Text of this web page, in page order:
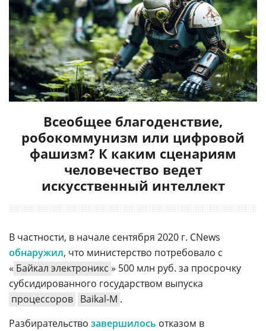
Всеобщее благоденствие,
робокоммунизм или цифровой
фашизм? К каким сценариям
человечество ведет
искусственный интеллект
В частности, в начале сентября 2020 г. CNews
обнаружил, что министерство потребовало с
« Байкал электроникс » 500 млн руб. за просрочку
субсидированного государством выпуска
процессоров Baikal-М .
Разбирательство завершилось отказом в